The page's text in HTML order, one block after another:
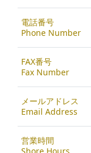
電話番号
Phone Number
FAX番号
Fax Number
メールアドレス
Email Address
営業時間